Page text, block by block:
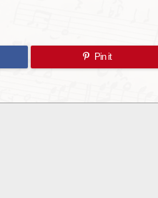
Pin it